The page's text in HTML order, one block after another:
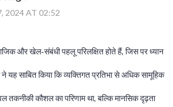
2024 AT 02:52
और खेल‑संबंधी पहलू परिलक्षित होते हैं, जिस पर ध्यान
साबित किया कि व्यक्तिगत प्रतिभा से अधिक सामूहिक
तकनीकी कौशल का परिणाम था, बल्कि मानसिक दृढ़ता